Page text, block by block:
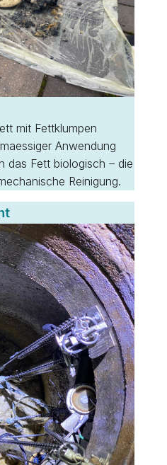
mit Fettklumpen
Anwendung
das Fett biologisch – die
Reinigung.